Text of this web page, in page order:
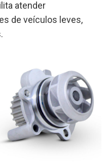
atender
de veículos leves,